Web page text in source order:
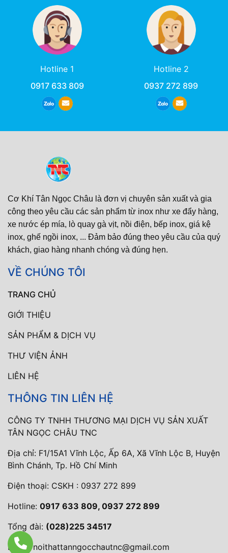
Hotline 1
0917 633 809
Hotline 2
0937 272 899
Cơ Khí Tân Ngọc Châu là đơn vị chuyên sản xuất và gia
công theo yêu cầu các sản phẩm từ inox như xe đẩy hàng,
xe nước ép mía, lò quay gà vịt, nồi điện, bếp inox, giá kệ
inox, ghế ngồi inox, ... Đảm bảo đúng theo yêu cầu của quý
khách, giao hàng nhanh chóng và đúng hẹn.
VỀ CHÚNG TÔI
TRANG CHỦ
GIỚI THIỆU
SẢN PHẨM & DỊCH VỤ
THƯ VIỆN ẢNH
LIÊN HỆ
THÔNG TIN LIÊN HỆ
CÔNG TY TNHH THƯƠNG MẠI DỊCH VỤ SẢN XUẤT
TÂN NGỌC CHÂU TNC
Địa chỉ: F1/15A1 Vĩnh Lộc, Ấp 6A, Xã Vĩnh Lộc B, Huyện
Bình Chánh, Tp. Hồ Chí Minh
Điện thoại: CSKH : 0937 272 899
Hotline: 0917 633 809, 0937 272 899
Tổng đài: (028)225 34517
Email:noithattanngocchautnc@gmail.com